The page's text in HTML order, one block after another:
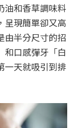
油和香草調味料
呈現簡單卻又高
由半分尺寸的招
和口感彈牙「白
一天就吸引到排